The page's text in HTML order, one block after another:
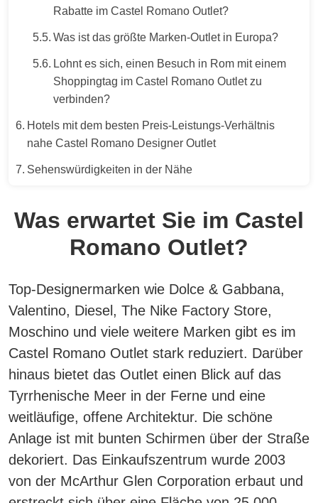
Rabatte im Castel Romano Outlet?
Was ist das größte Marken-Outlet in Europa?
Lohnt es sich, einen Besuch in Rom mit einem
Shoppingtag im Castel Romano Outlet zu
verbinden?
Hotels mit dem besten Preis‑Leistungs‑Verhältnis
nahe Castel Romano Designer Outlet
Sehenswürdigkeiten in der Nähe
Was erwartet Sie im Castel
Romano Outlet?
Top-Designermarken wie Dolce & Gabbana,
Valentino, Diesel, The Nike Factory Store,
Moschino und viele weitere Marken gibt es im
Castel Romano Outlet stark reduziert. Darüber
hinaus bietet das Outlet einen Blick auf das
Tyrrhenische Meer in der Ferne und eine
weitläufige, offene Architektur. Die schöne
Anlage ist mit bunten Schirmen über der Straße
dekoriert. Das Einkaufszentrum wurde 2003
von der McArthur Glen Corporation erbaut und